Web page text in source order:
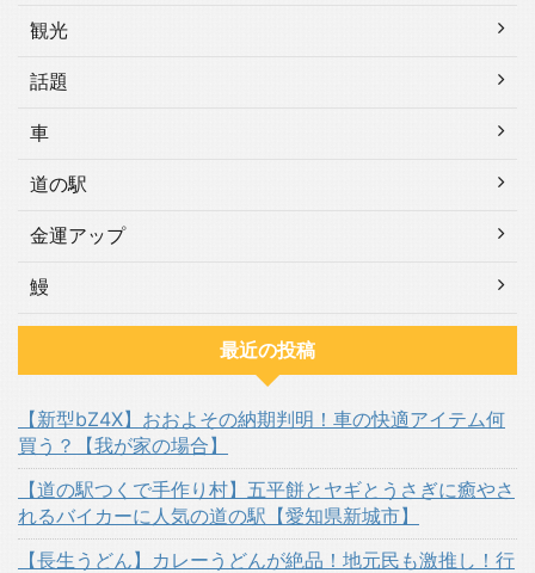
観光
話題
車
道の駅
金運アップ
鰻
最近の投稿
【新型bZ4X】おおよその納期判明！車の快適アイテム何
買う？【我が家の場合】
【道の駅つくで手作り村】五平餅とヤギとうさぎに癒やさ
れるバイカーに人気の道の駅【愛知県新城市】
【長生うどん】カレーうどんが絶品！地元民も激推し！行